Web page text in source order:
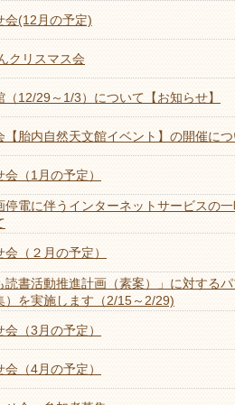
会(12月の予定)
クリスマス会
12/29～1/3）について【お知らせ】
【胎内自然天文館イベント】の開催に
（1月の予定）
停電に伴うインターネットサービスの
（２月の予定）
読書活動推進計画（素案）」に対する
）を実施します（2/15～2/29)
（3月の予定）
（4月の予定）